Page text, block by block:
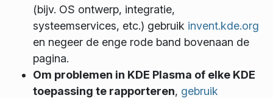
(bijv. OS ontwerp, integratie,
systeemservices, etc.) gebruik invent.kde.org
en negeer de enge rode band bovenaan de
pagina.
Om problemen in KDE Plasma of elke KDE
toepassing te rapporteren, gebruik